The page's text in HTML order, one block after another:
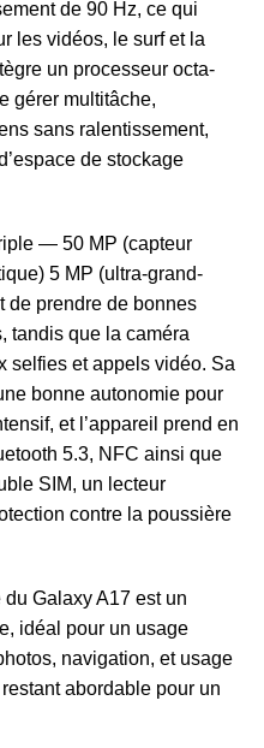
de 90 Hz, ce qui
les vidéos, le surf et la
un processeur octa-
gérer multitâche,
sans ralentissement,
de stockage
— 50 MP (capteur
5 MP (ultra-grand-
de prendre de bonnes
tandis que la caméra
selfies et appels vidéo. Sa
bonne autonomie pour
et l’appareil prend en
5.3, NFC ainsi que
SIM, un lecteur
contre la poussière
Galaxy A17 est un
idéal pour un usage
navigation, et usage
abordable pour un